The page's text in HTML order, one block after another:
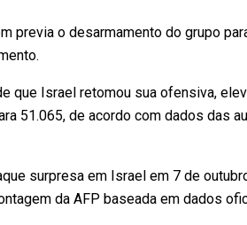
previa o desarmamento do grupo
que Israel retomou sua ofensiva,
51.065, de acordo com dados das
surpresa em Israel em 7 de
da AFP baseada em dados